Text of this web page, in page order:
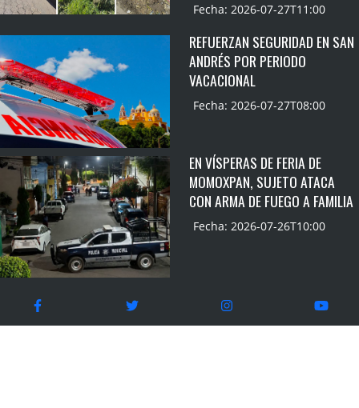
Fecha: 2026-07-27T11:00
REFUERZAN SEGURIDAD EN SAN
ANDRÉS POR PERIODO
VACACIONAL
Fecha: 2026-07-27T08:00
EN VÍSPERAS DE FERIA DE
MOMOXPAN, SUJETO ATACA
CON ARMA DE FUEGO A FAMILIA
Fecha: 2026-07-26T10:00